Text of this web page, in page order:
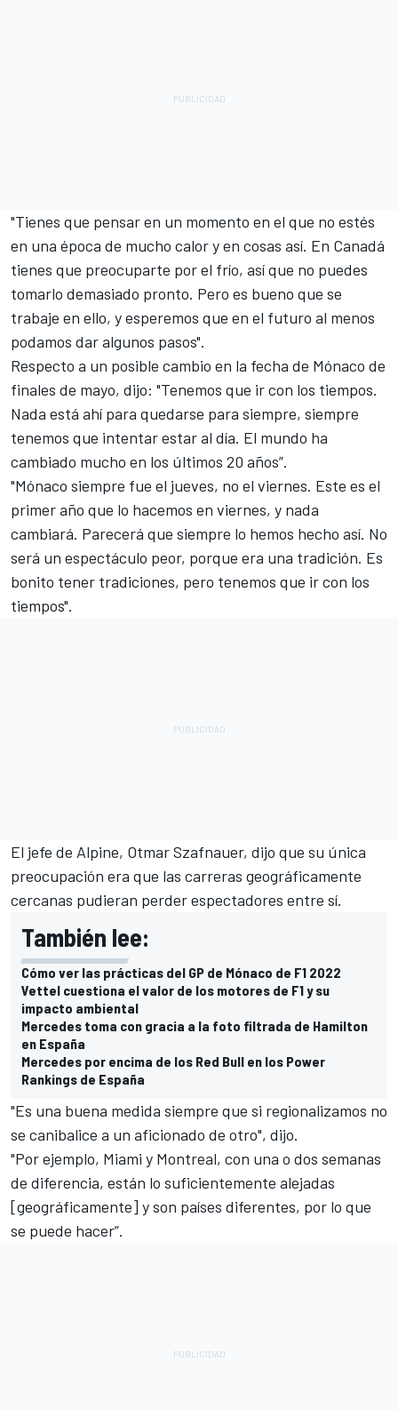
"Tienes que pensar en un momento en el que no estés
en una época de mucho calor y en cosas así. En Canadá
tienes que preocuparte por el frío, así que no puedes
tomarlo demasiado pronto. Pero es bueno que se
trabaje en ello, y esperemos que en el futuro al menos
podamos dar algunos pasos".
Respecto a un posible cambio en la fecha de Mónaco de
finales de mayo, dijo: "Tenemos que ir con los tiempos.
Nada está ahí para quedarse para siempre, siempre
tenemos que intentar estar al día. El mundo ha
cambiado mucho en los últimos 20 años”.
"Mónaco siempre fue el jueves, no el viernes. Este es el
primer año que lo hacemos en viernes, y nada
cambiará. Parecerá que siempre lo hemos hecho así. No
será un espectáculo peor, porque era una tradición. Es
bonito tener tradiciones, pero tenemos que ir con los
tiempos".
El jefe de Alpine, Otmar Szafnauer, dijo que su única
preocupación era que las carreras geográficamente
cercanas pudieran perder espectadores entre sí.
También lee:
Cómo ver las prácticas del GP de Mónaco de F1 2022
Vettel cuestiona el valor de los motores de F1 y su
impacto ambiental
Mercedes toma con gracia a la foto filtrada de Hamilton
en España
Mercedes por encima de los Red Bull en los Power
Rankings de España
"Es una buena medida siempre que si regionalizamos no
se canibalice a un aficionado de otro", dijo.
"Por ejemplo, Miami y Montreal, con una o dos semanas
de diferencia, están lo suficientemente alejadas
[geográficamente] y son países diferentes, por lo que
se puede hacer”.